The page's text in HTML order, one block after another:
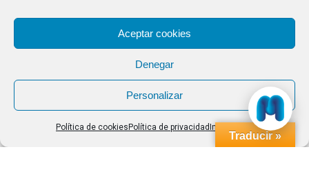
Aceptar cookies
Denegar
Personalizar
Política de cookies Política de privacidad Impressum
Aviso Legal|Política de privacidad|Política de cookies
Traducir »